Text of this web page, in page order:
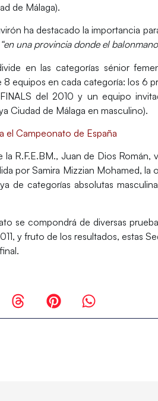
de Málaga).
ha destacado la importancia
“en una provincia donde el
en las categorías sénior
equipos en cada categoría: los 6
del 2010 y un equipo
Ciudad de Málaga en masculino).
el Campeonato de España
la R.F.E.BM., Juan de Dios
por Samira Mizzian Mohamed,
de categorías absolutas
se compondrá de diversas
y fruto de los resultados, estas